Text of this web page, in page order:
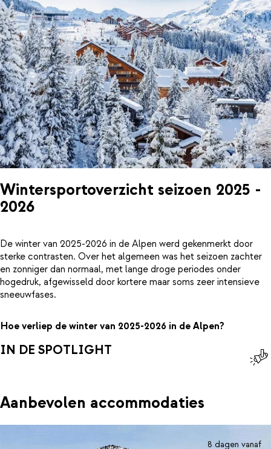
Wintersportoverzicht seizoen 2025 -
2026
De winter van 2025-2026 in de Alpen werd gekenmerkt door
sterke contrasten. Over het algemeen was het seizoen zachter
en zonniger dan normaal, met lange droge periodes onder
hogedruk, afgewisseld door kortere maar soms zeer intensieve
sneeuwfases.
Hoe verliep de winter van 2025-2026 in de Alpen?
IN DE SPOTLIGHT
Aanbevolen accommodaties
8 dagen vanaf